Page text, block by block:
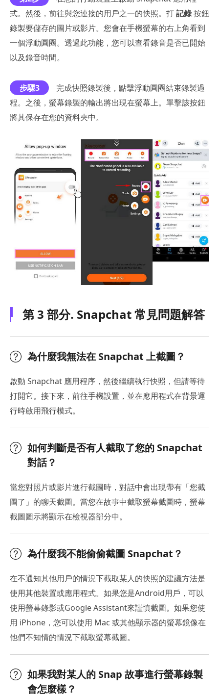
式。然後，前往與您連接的用戶之一的快照。打記錄按鈕
錄製要儲存的圖片或影片。您會在手機螢幕的右上角看到
一個浮動圓圈。透過此功能，您可以查看錄音是否已開始
以及錄音時間。
步驟3
完成快照錄製後，點擊浮動圓圈結束錄製過
程。之後，螢幕錄製的輸出將出現在螢幕上。單擊該按鈕
將其保存在您的資料夾中。
第 3 部分. Snapchat 常見問題解答
為什麼我無法在 Snapchat 上截圖？
啟動 Snapchat 應用程序，然後繼續執行快照，但請等待
打開它。接下來，前往手機設置，並在應用程式在背景運
行時啟用飛行模式。
如何判斷是否有人截取了您的 Snapchat
對話？
當您對照片或影片進行截圖時，對話中會出現帶有「您截
圖了」的聊天截圖。當您在故事中截取螢幕截圖時，螢幕
截圖圖示將顯示在檢視器部分中。
為什麼我不能偷偷截圖 Snapchat？
在不通知其他用戶的情況下截取某人的快照的建議方法是
使用其他裝置或應用程式。如果您是Android用戶，可以
使用螢幕錄影或Google Assistant來謹慎截圖。如果您使
用 iPhone，您可以使用 Mac 或其他顯示器的螢幕鏡像在
他們不知情的情況下截取螢幕截圖。
如果我對某人的 Snap 故事進行螢幕錄製
會怎麼樣？